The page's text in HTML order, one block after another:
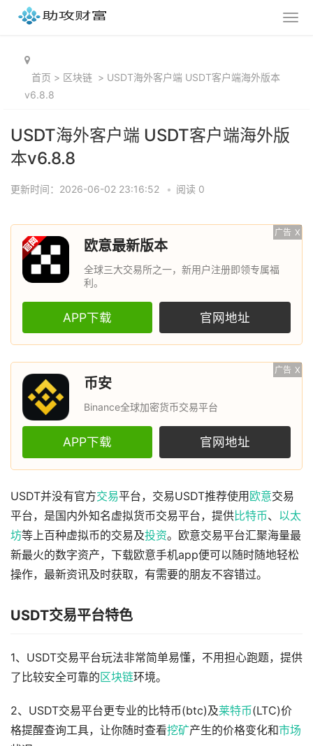
首页 > 区块链 > USDT海外客户端 USDT客户端海外版本
v6.8.8
USDT海外客户端 USDT客户端海外版
本v6.8.8
更新时间：2026-06-02 23:16:52 • 阅读 0
广告 X
欧意最新版本
全球三大交易所之一，新用户注册即领专属福
利。
APP下载 官网地址
广告 X
币安
Binance全球加密货币交易平台
APP下载 官网地址
USDT并没有官方交易平台，交易USDT推荐使用 欧意交易
平台，是国内外知名虚拟货币交易平台，提供比特币、 以太
坊等上百种虚拟币的交易及投资。欧意交易平台汇聚海量最
新最火的数字资产，下载欧意手机app便可以随时随地轻松
操作，最新资讯及时获取，有需要的朋友不容错过。
USDT交易平台特色
1、USDT交易平台玩法非常简单易懂，不用担心跑题，提供
了比较安全可靠的区块链环境。
2、USDT交易平台更专业的比特币(btc)及莱特币(LTC)价
格提醒查询工具，让你随时查看挖矿产生的价格变化和市场